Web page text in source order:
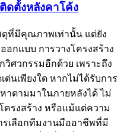
ดตั้งหลังคาโค้ง
ดุที่มีคุณภาพเท่านั้น แต่ยัง
กแบบ การวางโครงสร้าง
ศวกรรมอีกด้วย เพราะถึง
นเพียงใด หากไม่ได้รับการ
าตามมาในภายหลังได้ ไม่
ครงสร้าง หรือแม้แต่ความ
รเลือกทีมงานมืออาชีพที่มี